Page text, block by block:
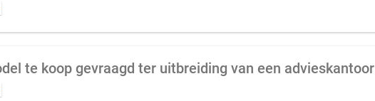
te koop gevraagd ter uitbreiding van een advieskantoor